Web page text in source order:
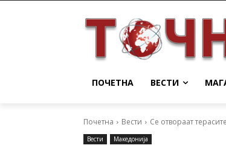
ПОЧЕТНА ВЕСТИ
Почетна Вести Се отвораат
Вести Македонија